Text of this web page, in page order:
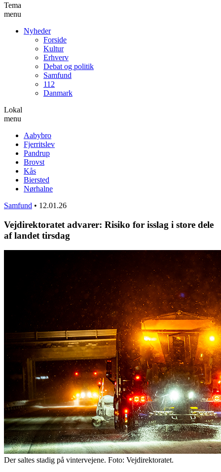
Tema
menu
Nyheder
Forside
Kultur
Erhverv
Debat og politik
Samfund
112
Danmark
Lokal
menu
Aabybro
Fjerritslev
Pandrup
Brovst
Kås
Biersted
Nørhalne
Samfund • 12.01.26
Vejdirektoratet advarer: Risiko for isslag i store dele
af landet tirsdag
Der saltes stadig på vintervejene. Foto: Vejdirektoratet.